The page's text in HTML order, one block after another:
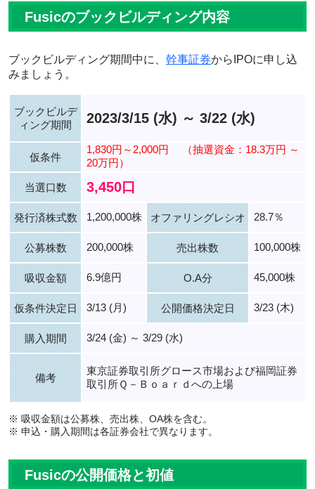
Fusicのブックビルディング内容
ブックビルディング期間中に、 幹事証券からIPOに申し込
みましょう。
ブックビルデ
ィング期間
2023/3/15 (水) ～ 3/22 (水)
仮条件
1,830円～2,000円
（抽選資金：18.3万円 ～
20万円）
当選口数 3,450口
発行済株式数 1,200,000株 オファリングレシオ 28.7％
公募株数 200,000株 売出株数 100,000株
吸収金額 6.9億円 O.A分 45,000株
仮条件決定日 3/13 (月) 公開価格決定日 3/23 (木)
購入期間 3/24 (金) ～ 3/29 (水)
備考
東京証券取引所グロース市場および福岡証券
取引所Ｑ－Ｂｏａｒｄへの上場
※ 吸収金額は公募株、売出株、OA株を含む。
※ 申込・購入期間は各証券会社で異なります。
Fusicの公開価格と初値